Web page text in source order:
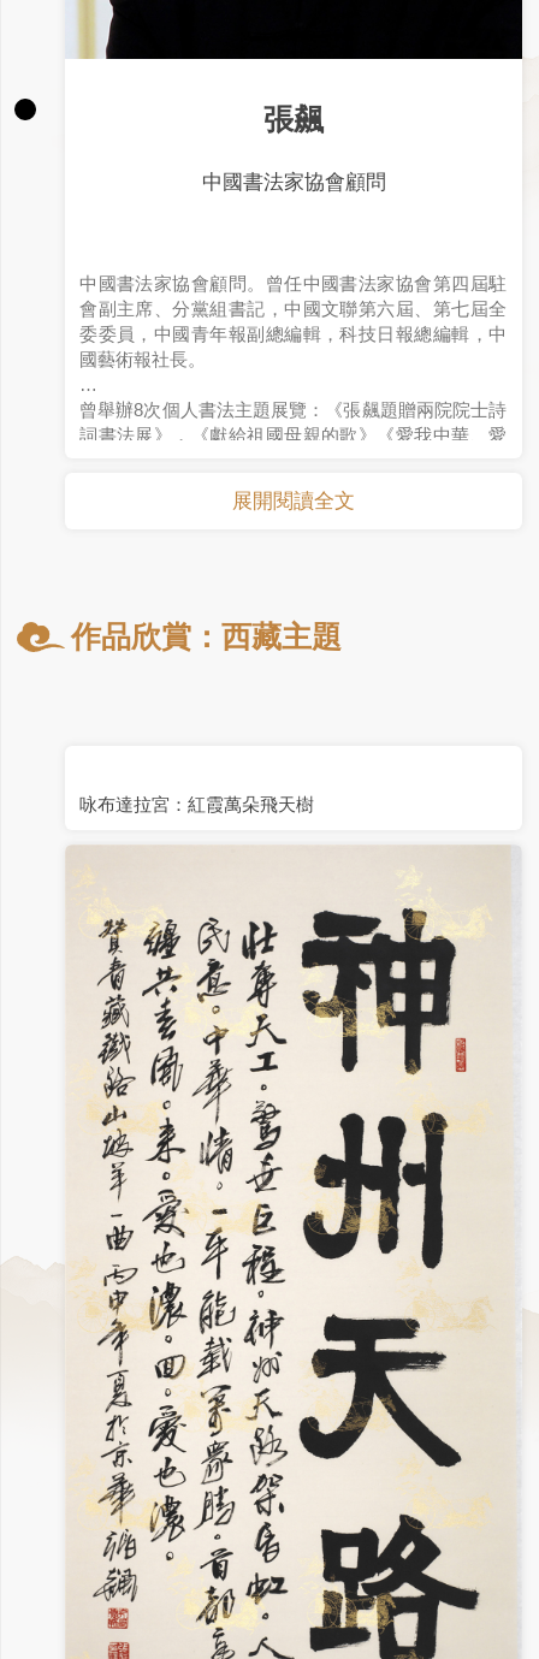
張飆
中國書法家協會顧問
中國書法家協會顧問。曾任中國書法家協會第四屆駐
會副主席、分黨組書記，中國文聯第六屆、第七屆全
委委員，中國青年報副總編輯，科技日報總編輯，中
國藝術報社長。
曾舉辦8次個人書法主題展覽：《張飆題贈兩院院士詩
詞書法展》，《獻給祖國母親的歌》《愛我中華、愛
飆書11世班禪文語摘句書法展》,《致敬兩彈一星元勳
展開閱讀全文
作品欣賞：西藏主題
咏布達拉宮：紅霞萬朵飛天樹